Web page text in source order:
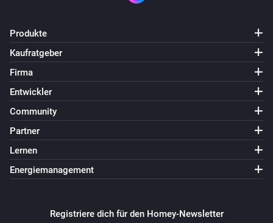
Thanks to
Icon:
https://visualpharm.com/free-icons/radio-
595b40b75ba036ed117d88c3
Image:
https://nl.pinterest.com/pin/352899320771649081/
Hendrik Jansen:
https://www.hendrikjansen.nl/henk/streaming.html
Produkte
Kaufratgeber
Firma
Entwickler
Community
Partner
Lernen
Energiemanagement
Registriere dich für den Homey-Newsletter